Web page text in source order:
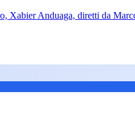
Xabier Anduaga, diretti da